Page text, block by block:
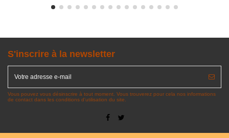
S'inscrire à la newsletter
Vous pouvez vous désinscrire à tout moment. Vous trouverez pour cela nos informations
de contact dans les conditions d'utilisation du site.